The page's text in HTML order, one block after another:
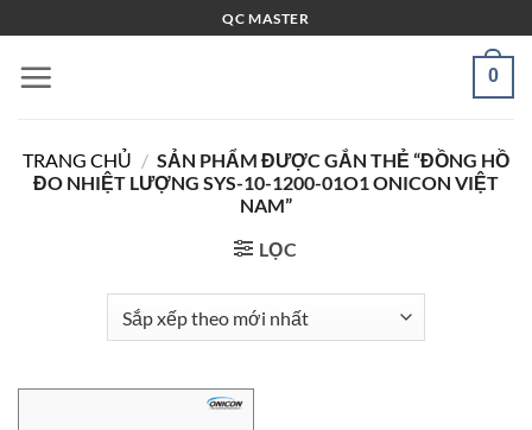
qua
nội
QC MASTER
0
TRANG CHỦ / SẢN PHẨM ĐƯỢC GẮN THẺ “ĐỒNG HỒ
ĐO NHIỆT LƯỢNG SYS-10-1200-01O1 ONICON VIỆT
NAM”
LỌC